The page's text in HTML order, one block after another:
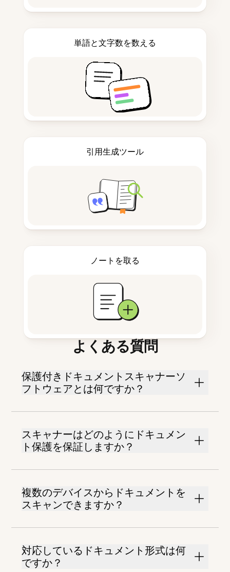
単語と文字数を数える
引用生成ツール
ノートを取る
よくある質問
保護付きドキュメントスキャナーソ
フトウェアとは何ですか？
スキャナーはどのようにドキュメン
ト保護を保証しますか？
複数のデバイスからドキュメントを
スキャンできますか？
対応しているドキュメント形式は何
ですか？